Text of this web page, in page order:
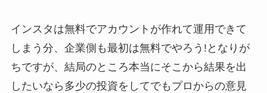
インスタは無料でアカウントが作れて運用できて
しまう分、企業側も最初は無料でやろう!となりが
ちですが、結局のところ本当にそこから結果を出
したいなら多少の投資をしてでもプロからの意見